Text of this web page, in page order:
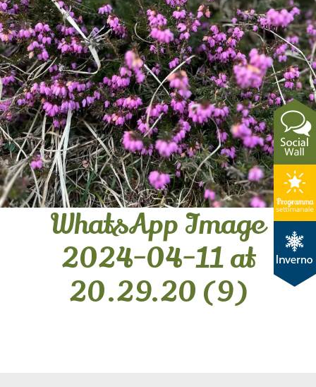
WhatsApp Image
2024-04-11 at
20.29.20 (9)